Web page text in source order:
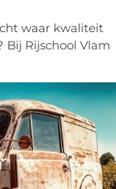
waar kwaliteit
Bij Rijschool Vlam